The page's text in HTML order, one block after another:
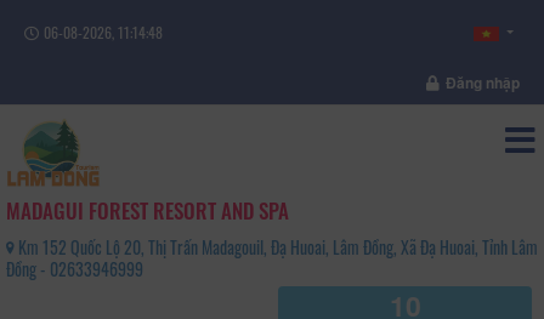
06-08-2026, 11:14:49
Đăng nhập
MADAGUI FOREST RESORT AND SPA
Km 152 Quốc Lộ 20, Thị Trấn Madagouil, Đạ Huoai, Lâm Đồng, Xã Đạ Huoai, Tỉnh Lâm
Đồng - 02633946999
10